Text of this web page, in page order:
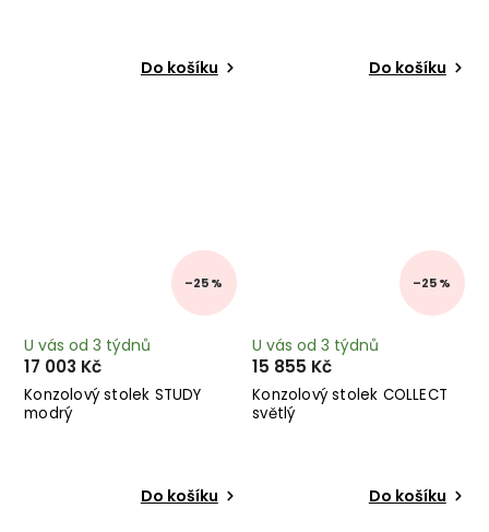
Do košíku Do košíku
–25 %
Konzolový stolek STUDY
modrý
U vás od 3 týdnů
17 003 Kč
Do košíku
–25 %
Konzolový stolek COLLECT
světlý
U vás od 3 týdnů
15 855 Kč
Do košíku